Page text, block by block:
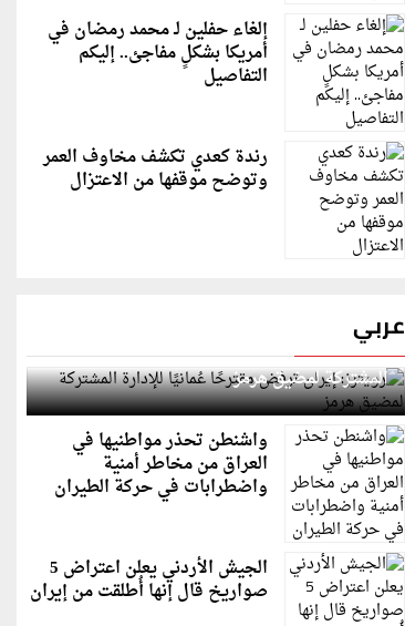
إلغاء حفلين لـ محمد رمضان في
أمريكا بشكلٍ مفاجئ.. إليكم
التفاصيل
رندة كعدي تكشف مخاوف العمر
وتوضح موقفها من الاعتزال
عربي
رويترز: إيران ترفض مقترحًا عُمانيًا للإدارة
المشتركة لمضيق هرمز
واشنطن تحذر مواطنيها في
العراق من مخاطر أمنية
واضطرابات في حركة الطيران
الجيش الأردني يعلن اعتراض 5
صواريخ قال إنها أُطلقت من إيران